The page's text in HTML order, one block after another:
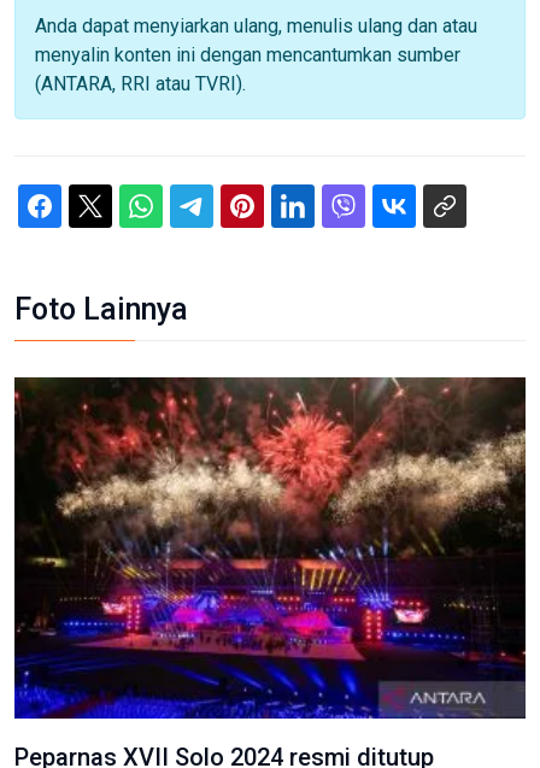
Anda dapat menyiarkan ulang, menulis ulang dan atau
menyalin konten ini dengan mencantumkan sumber
(ANTARA, RRI atau TVRI).
Foto Lainnya
Peparnas XVII Solo 2024 resmi ditutup